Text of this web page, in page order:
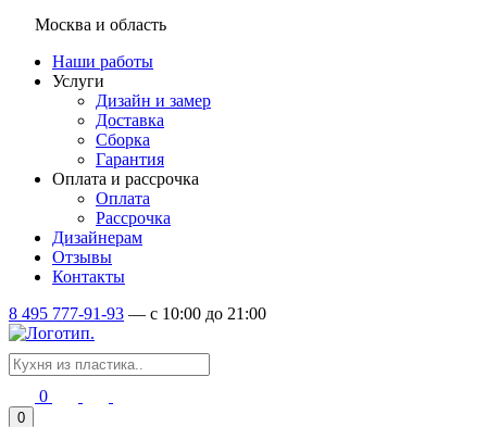
Москва и область
Наши работы
Услуги
Дизайн и замер
Доставка
Сборка
Гарантия
Оплата и рассрочка
Оплата
Рассрочка
Дизайнерам
Отзывы
Контакты
8 495 777-91-93 — c 10:00 до 21:00
0
0